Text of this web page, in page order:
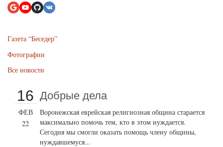
Газета “Беседер”
Фотографии
Все новости
16
ФЕВ
22
Добрые дела
Воронежская еврейская религиозная община старается
максимально помочь тем, кто в этом нуждается.
Сегодня мы смогли оказать помощь члену общины,
нуждавшемуся...